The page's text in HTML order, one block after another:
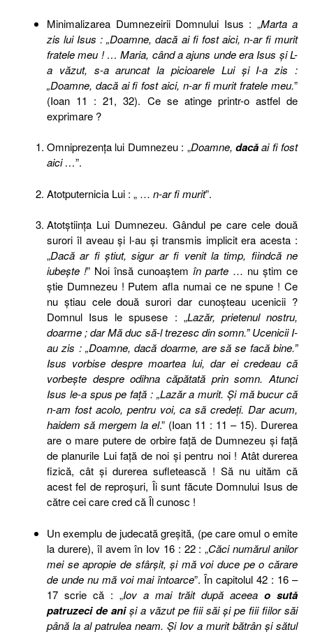
Minimalizarea Dumnezeirii Domnului Isus : „Marta a
zis lui Isus : „Doamne, dacă ai fi fost aici, n-ar fi murit
fratele meu ! … Maria, când a ajuns unde era Isus şi L-
a văzut, s-a aruncat la picioarele Lui şi I-a zis :
„Doamne, dacă ai fi fost aici, n-ar fi murit fratele meu.”
(Ioan 11 : 21, 32). Ce se atinge printr-o astfel de
exprimare ?
Omniprezenţa lui Dumnezeu : „Doamne, dacăai fi fost
aici …”.
Atotputernicia Lui : „ … n-ar fi murit”.
Atotştiinţa Lui Dumnezeu. Gândul pe care cele două
surori îl aveau şi l-au şi transmis implicit era acesta :
„Dacă ar fi ştiut, sigur ar fi venit la timp, fiindcă ne
iubeşte !” Noi însă cunoaştem în parte … nu ştim ce
ştie Dumnezeu ! Putem afla numai ce ne spune ! Ce
nu ştiau cele două surori dar cunoşteau ucenicii ?
Domnul Isus le spusese : „Lazăr, prietenul nostru,
doarme ; dar Mă duc să-l trezesc din somn.” Ucenicii I-
au zis : „Doamne, dacă doarme, are să se facă bine.”
Isus vorbise despre moartea lui, dar ei credeau că
vorbeşte despre odihna căpătată prin somn. Atunci
Isus le-a spus pe faţă : „Lazăr a murit. Şi mă bucur că
n-am fost acolo, pentru voi, ca să credeţi. Dar acum,
haidem să mergem la el.” (Ioan 11 : 11 – 15). Durerea
are o mare putere de orbire faţă de Dumnezeu şi faţă
de planurile Lui faţă de noi şi pentru noi ! Atât durerea
fizică, cât şi durerea sufletească ! Să nu uităm că
acest fel de reproşuri, Îi sunt făcute Domnului Isus de
către cei care cred că Îl cunosc !
Un exemplu de judecată greşită, (pe care omul o emite
la durere), îl avem în Iov 16 : 22 : „Căci numărul anilor
mei se apropie de sfârşit, şi mă voi duce pe o cărare
de unde nu mă voi mai întoarce”. În capitolul 42 : 16 –
17 scrie că : „Iov a mai trăit după aceea o sută
patruzeci de anişi a văzut pe fiii săi şi pe fiii fiilor săi
până la al patrulea neam. Şi Iov a murit bătrân şi sătul